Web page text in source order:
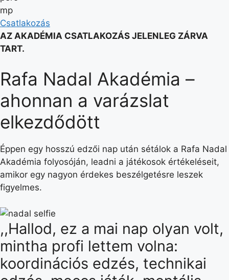
mp
Csatlakozás
AZ AKADÉMIA CSATLAKOZÁS JELENLEG ZÁRVA
TART.
Rafa Nadal Akadémia –
ahonnan a varázslat
elkezdődött
Éppen egy hosszú edzői nap után sétálok a Rafa Nadal
Akadémia folyosóján, leadni a játékosok értékeléseit,
amikor egy nagyon érdekes beszélgetésre leszek
figyelmes.
,,Hallod, ez a mai nap olyan volt,
mintha profi lettem volna:
koordinációs edzés, technikai